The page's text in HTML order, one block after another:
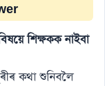
শিক্ষকক নাইবা
কথা শুনিবলৈ